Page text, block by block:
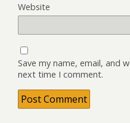
Website
Save my name, email, and
next time I comment.